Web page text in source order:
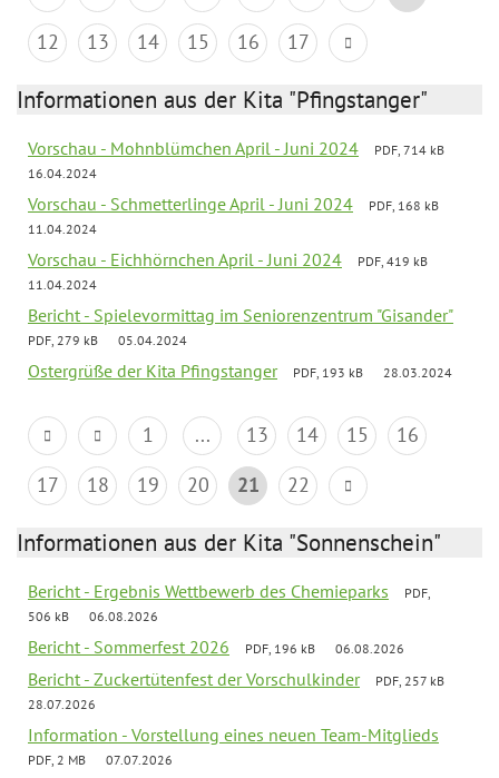
12
13 14 15 16 17
Informationen aus der Kita "Pfingstanger"
Vorschau - Mohnblümchen April - Juni 2024
PDF, 714 kB
16.04.2024
Vorschau - Schmetterlinge April - Juni 2024
PDF, 168 kB
11.04.2024
Vorschau - Eichhörnchen April - Juni 2024
PDF, 419 kB
11.04.2024
Bericht - Spielevormittag im Seniorenzentrum "Gisander"
PDF, 279 kB 05.04.2024
Ostergrüße der Kita Pfingstanger PDF, 193 kB 28.03.2024
1 ... 13 14 15
16
17
18 19 20 21 22
Informationen aus der Kita "Sonnenschein"
Bericht - Ergebnis Wettbewerb des Chemieparks
PDF,
506 kB
06.08.2026
Bericht - Sommerfest 2026 PDF, 196 kB 06.08.2026
Bericht - Zuckertütenfest der Vorschulkinder
PDF, 257 kB
28.07.2026
Information - Vorstellung eines neuen Team-Mitglieds
PDF, 2 MB 07.07.2026